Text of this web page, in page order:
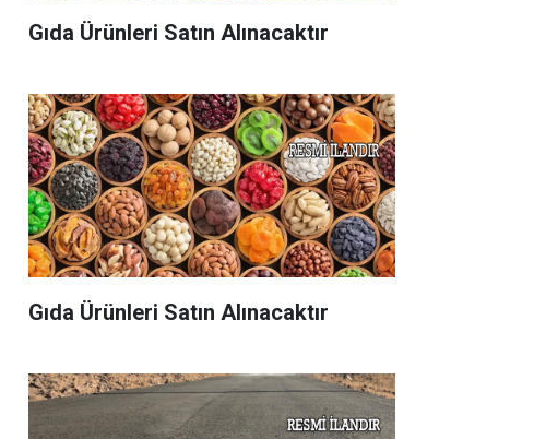
Gıda Ürünleri Satın Alınacaktır
Gıda Ürünleri Satın Alınacaktır